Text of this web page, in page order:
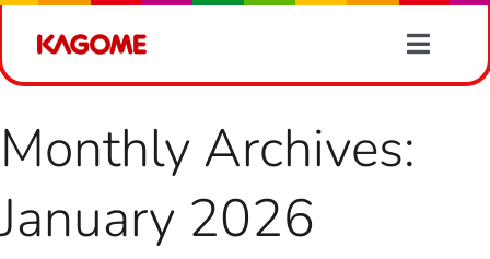
content
Toggle
Recipes
Vegetable Information
Monthly Archives:
January 2026
【📌2026由每日一包KAGOME開始！
🧃】